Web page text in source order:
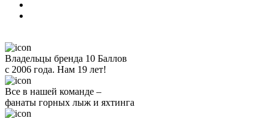
Владельцы бренда 10 Баллов
с 2006 года. Нам 19 лет!
Все в нашей команде –
фанаты горных лыж и яхтинга